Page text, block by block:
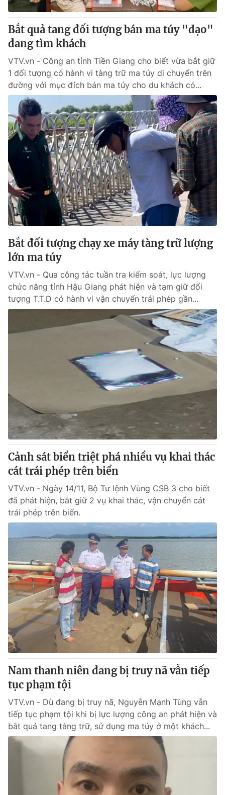
Bắt quả tang đối tượng bán ma túy "dạo"
đang tìm khách
VTV.vn - Công an tỉnh Tiền Giang cho biết vừa bắt giữ
1 đối tượng có hành vi tàng trữ ma túy di chuyển trên
đường với mục đích bán ma túy cho du khách có...
Bắt đối tượng chạy xe máy tàng trữ lượng
lớn ma túy
VTV.vn - Qua công tác tuần tra kiểm soát, lực lượng
chức năng tỉnh Hậu Giang phát hiện và tạm giữ đối
tượng T.T.D có hành vi vận chuyển trái phép gần...
Cảnh sát biển triệt phá nhiều vụ khai thác
cát trái phép trên biển
VTV.vn - Ngày 14/11, Bộ Tư lệnh Vùng CSB 3 cho biết
đã phát hiện, bắt giữ 2 vụ khai thác, vận chuyển cát
trái phép trên biển.
Nam thanh niên đang bị truy nã vẫn tiếp
tục phạm tội
VTV.vn - Dù đang bị truy nã, Nguyễn Mạnh Tùng vẫn
tiếp tục phạm tội khi bị lực lượng công an phát hiện và
bắt quả tang tàng trữ, sử dụng ma túy ở một khách...